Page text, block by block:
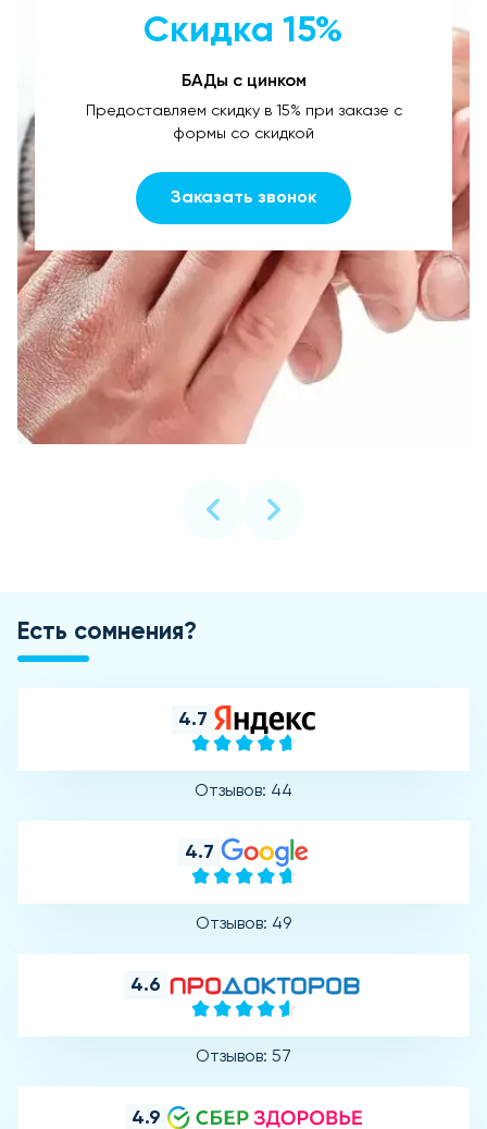
Скидка 15%
БАДы с цинком
Предоставляем скидку в 15% при заказе с
формы со скидкой
Заказать звонок
Есть сомнения?
4.7
Отзывов: 44
4.7
Отзывов: 49
4.6
Отзывов: 57
4.9